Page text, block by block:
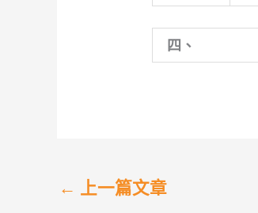
四、
← 上一篇文章